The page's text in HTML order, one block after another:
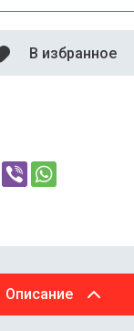
В избранное
Описание